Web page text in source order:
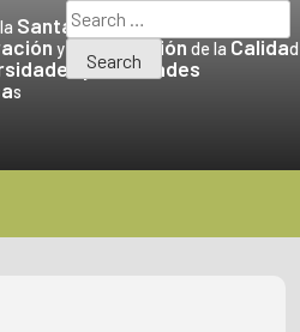
Santa Sede
y la Promociónde la Calidad
yFacultades
s
Search
for: